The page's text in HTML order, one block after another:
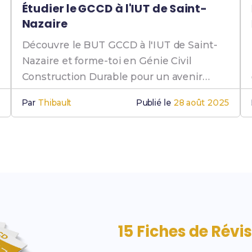
Étudier le GCCD à l'IUT de Saint-
Nazaire
Découvre le BUT GCCD à l'IUT de Saint-
Nazaire et forme-toi en Génie Civil
Construction Durable pour un avenir
prometteur dans ce secteur en pleine
croissance.
Par Thibault Publié le 28 août 2025
15 Fiches de